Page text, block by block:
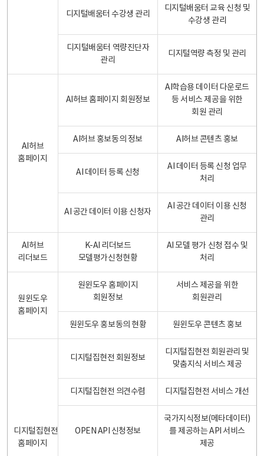
디지털배움터 수강생 관리
디지털배움터 교육 신청 및
수강생 관리
디지털배움터 역량진단자
관리
디지털역량 측정 및 관리
AI허브
홈페이지
AI허브 홈페이지 회원정보
AI학습용 데이터 다운로드
등 서비스 제공을 위한
회원 관리
AI허브 홍보동의 정보 AI허브 콘텐츠 홍보
AI 데이터 등록 신청
AI 데이터 등록 신청 업무
처리
AI 공간 데이터 이용 신청자
AI 공간 데이터 이용 신청
관리
AI허브
리더보드
K-AI 리더보드
모델평가신청현황
AI 모델 평가 신청 접수 및
처리
원윈도우
홈페이지
원윈도우 홈페이지
회원정보
서비스 제공을 위한
회원관리
원윈도우 홍보동의 현황 원윈도우 콘텐츠 홍보
디지털집현전
홈페이지
디지털집현전 회원정보
디지털집현전 회원관리 및
맞춤지식 서비스 제공
디지털집현전 의견수렴 디지털집현전 서비스 개선
OPEN API 신청정보
국가지식정보(메타데이터)
를 제공하는 API 서비스
제공